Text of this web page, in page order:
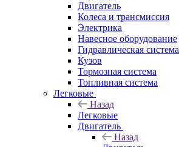
Двигатель
Колеса и трансмиссия
Электрика
Навесное оборудование
Гидравлическая система
Кузов
Тормозная система
Топливная система
Легковые
Назад
Легковые
Двигатель
Назад